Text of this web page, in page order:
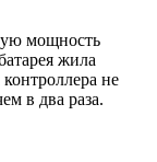
мощность
жила
не
в два раза.